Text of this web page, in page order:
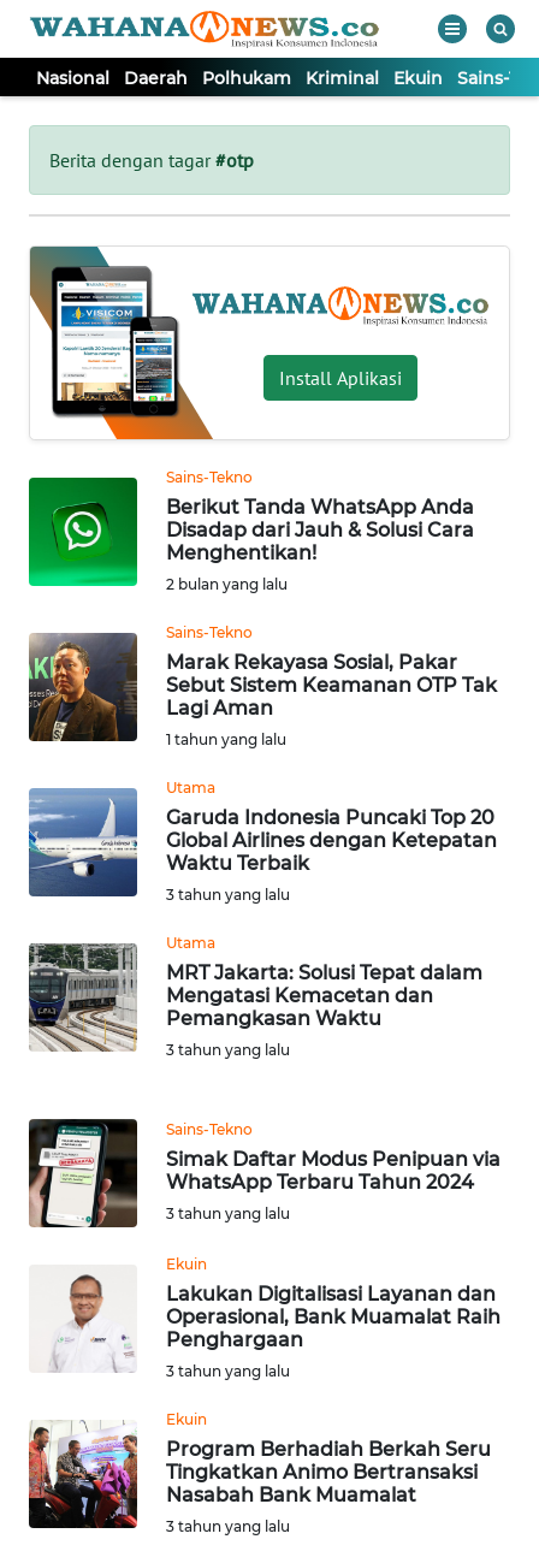
Nasional Daerah Polhukam Kriminal Ekuin Sains-
Berita dengan tagar#otp
Install Aplikasi
Sains-Tekno
Berikut Tanda WhatsApp Anda
Disadap dari Jauh & Solusi Cara
Menghentikan!
2 bulan yang lalu
Sains-Tekno
Marak Rekayasa Sosial, Pakar
Sebut Sistem Keamanan OTP Tak
Lagi Aman
1 tahun yang lalu
Utama
Garuda Indonesia Puncaki Top 20
Global Airlines dengan Ketepatan
Waktu Terbaik
3 tahun yang lalu
Utama
MRT Jakarta: Solusi Tepat dalam
Mengatasi Kemacetan dan
Pemangkasan Waktu
3 tahun yang lalu
Sains-Tekno
Simak Daftar Modus Penipuan via
WhatsApp Terbaru Tahun 2024
3 tahun yang lalu
Ekuin
Lakukan Digitalisasi Layanan dan
Operasional, Bank Muamalat Raih
Penghargaan
3 tahun yang lalu
Ekuin
Program Berhadiah Berkah Seru
Tingkatkan Animo Bertransaksi
Nasabah Bank Muamalat
3 tahun yang lalu
Tutup
NASIONAL
DAERAH
POLHUKAM
KRIMINAL
EKUIN
SAINS-TEKNO
INTERNASIONAL
PENDIDIKAN
OLAHRAGA
OPINI
EDITORIAL
INDEKS
BERITA
KONTAK
INFO
IKLAN
KAMI
PEDOMAN
MEDIA